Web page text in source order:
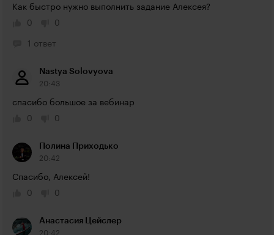
Как быстро нужно выполнить задание Алексея?
0
0
1 ответ
Nastya Solovyova
20:43
спасибо большое за вебинар
0
0
Полина Приходько
20:42
Спасибо, Алексей!
0
0
Анастасия Цейслер
20:42